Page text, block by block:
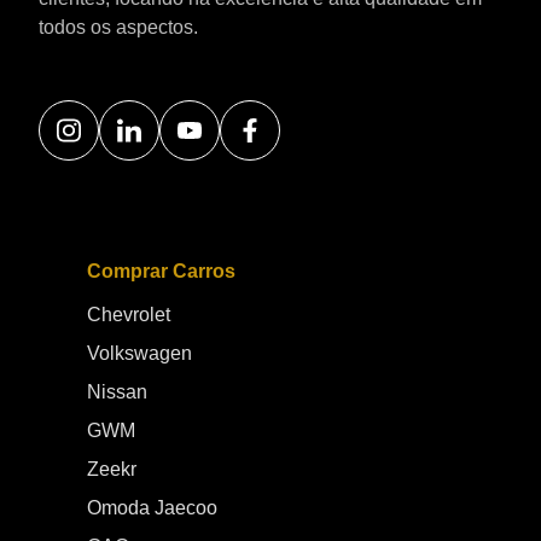
diferencial do modelo está no sistema de tração integral
inteligente XWD 4x4, que permite distribuir a força entre
aderência, estradas de terra, lama, areia e terrenos mais
desafiadores, oferecendo maior controle ao motorista.
Mais do que um SUV de aparência robusta, o JETOUR T2
eficiência Um dos grandes destaques do JETOUR T2 4X4
motor 1.5 turbo a combustão com três motores elétricos,
entregando uma experiência de condução com respostas
rápidas, alto torque e eficiência energética. A configuração
4x4 conta com números impressionantes de desempenho,
chegando a até 597 cv de potência combinada e torque
posição de destaque entre os modelos híbridos
disponíveis no mercado brasileiro. Outro ponto forte é a
autonomia. Graças à sua bateria de alta capacidade, o
todos os aspectos.
Comprar Carros
Chevrolet
Volkswagen
Nissan
GWM
Zeekr
Omoda Jaecoo